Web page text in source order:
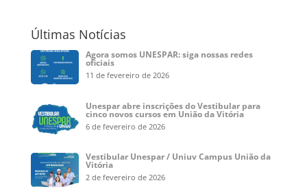
Últimas Notícias
Agora somos UNESPAR: siga nossas redes
oficiais
11 de fevereiro de 2026
Unespar abre inscrições do Vestibular para
cinco novos cursos em União da Vitória
6 de fevereiro de 2026
Vestibular Unespar / Uniuv Campus União da
Vitória
2 de fevereiro de 2026